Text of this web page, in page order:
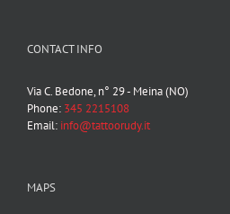
CONTACT INFO
Via C. Bedone, n° 29 - Meina (NO)
Phone: 345 2215108
Email: info@tattoorudy.it
MAPS